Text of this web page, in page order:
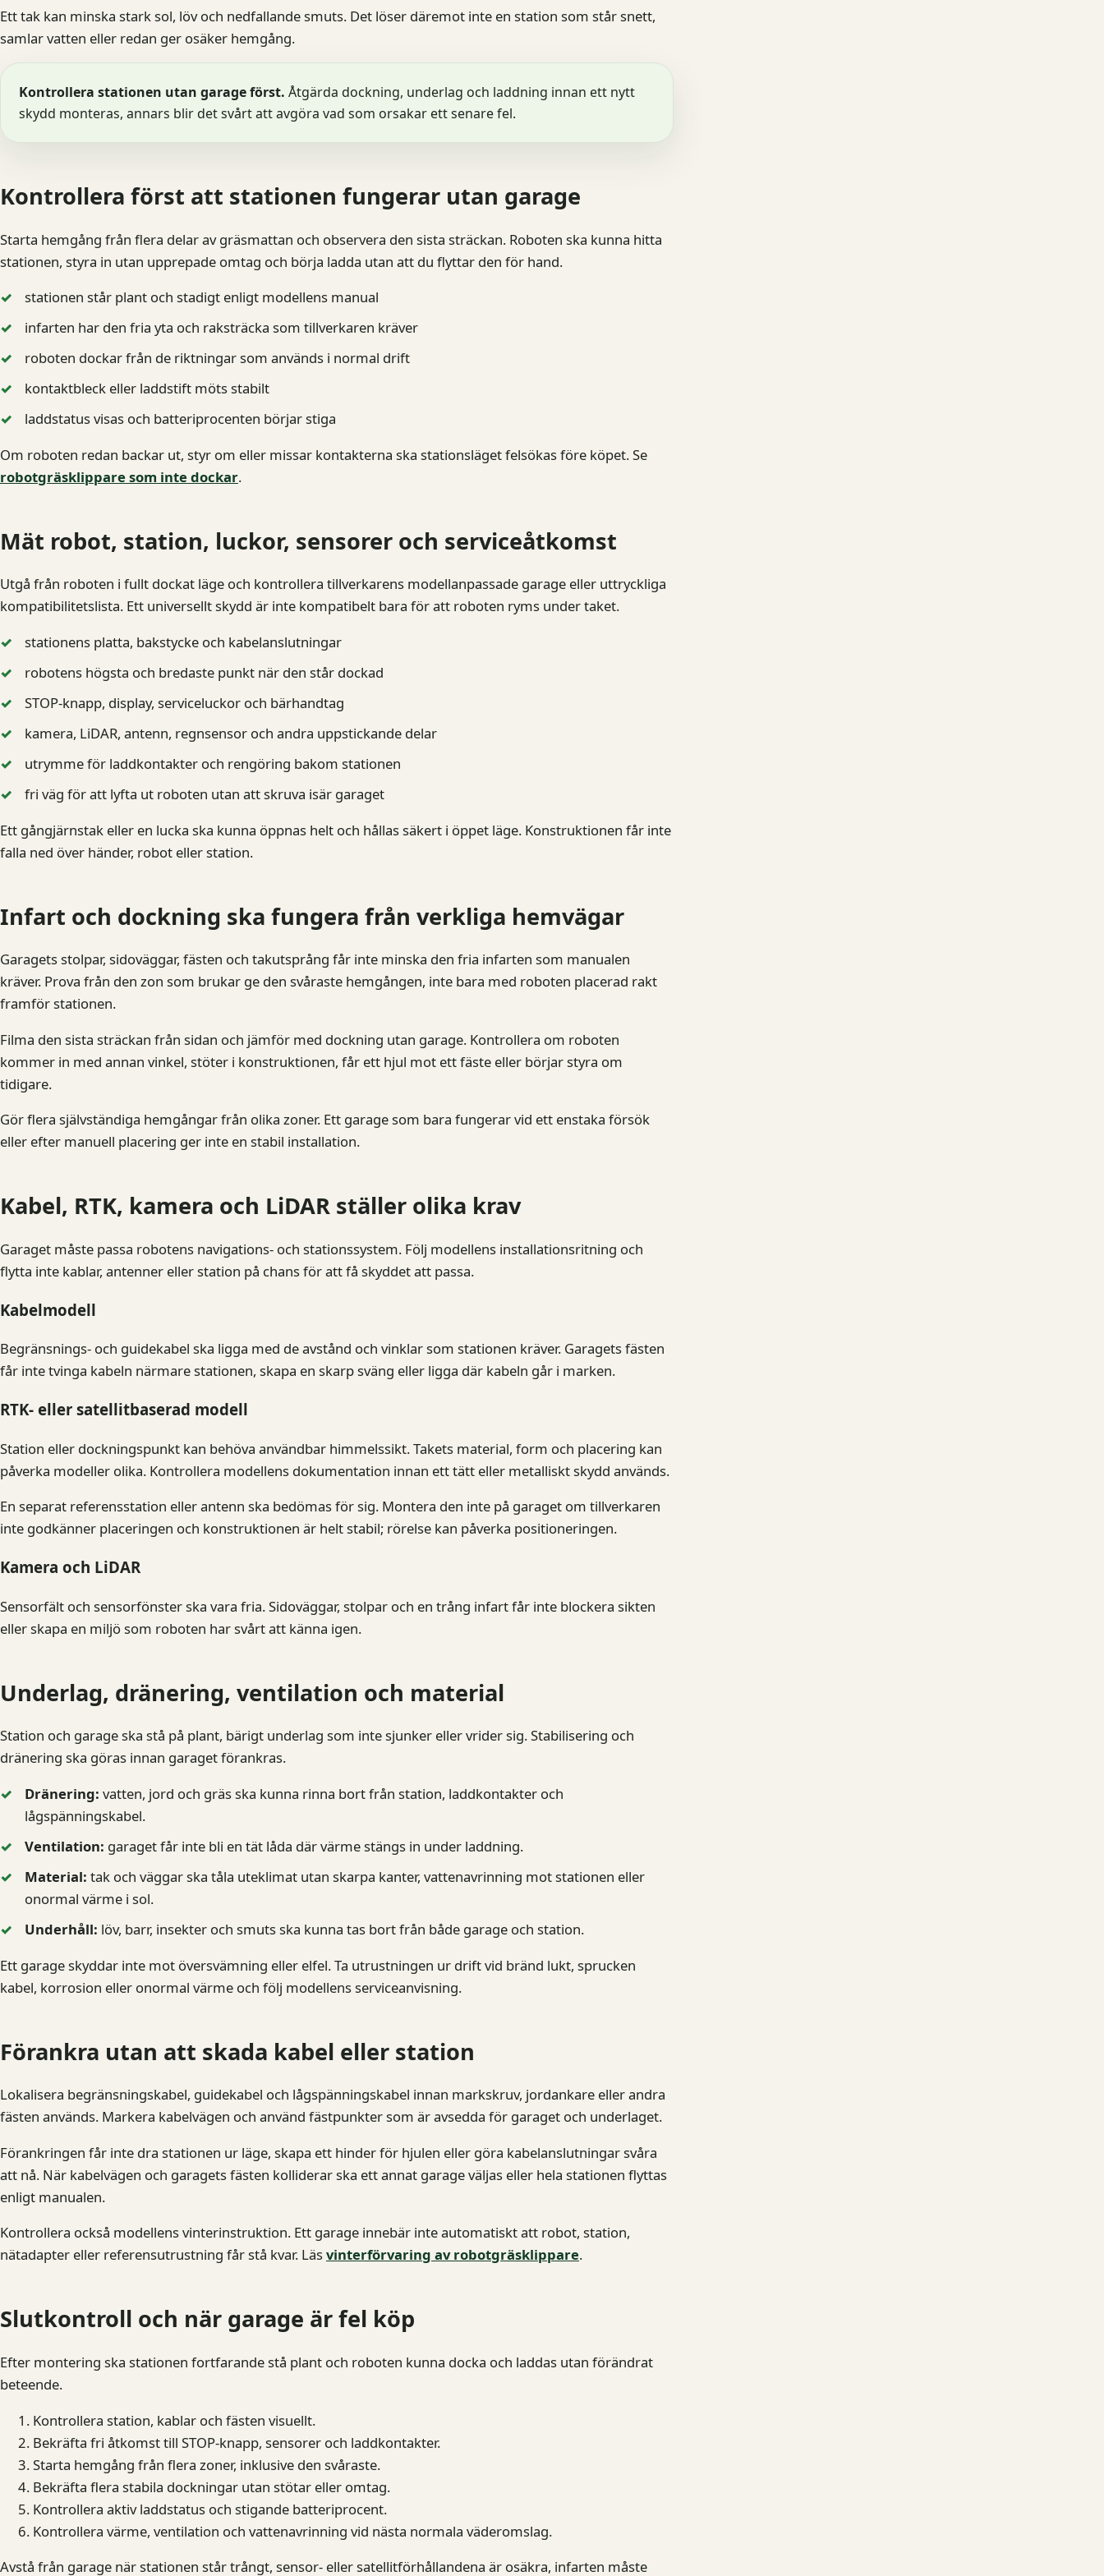
Ett tak kan minska stark sol, löv och nedfallande smuts. Det löser däremot inte en station som står snett,
samlar vatten eller redan ger osäker hemgång.
Kontrollera stationen utan garage först. Åtgärda dockning, underlag och laddning innan ett nytt
skydd monteras, annars blir det svårt att avgöra vad som orsakar ett senare fel.
Kontrollera först att stationen fungerar utan garage
Starta hemgång från flera delar av gräsmattan och observera den sista sträckan. Roboten ska kunna hitta
stationen, styra in utan upprepade omtag och börja ladda utan att du flyttar den för hand.
stationen står plant och stadigt enligt modellens manual
infarten har den fria yta och raksträcka som tillverkaren kräver
roboten dockar från de riktningar som används i normal drift
kontaktbleck eller laddstift möts stabilt
laddstatus visas och batteriprocenten börjar stiga
Om roboten redan backar ut, styr om eller missar kontakterna ska stationsläget felsökas före köpet. Se
robotgräsklippare som inte dockar.
Mät robot, station, luckor, sensorer och serviceåtkomst
Utgå från roboten i fullt dockat läge och kontrollera tillverkarens modellanpassade garage eller uttryckliga
kompatibilitetslista. Ett universellt skydd är inte kompatibelt bara för att roboten ryms under taket.
stationens platta, bakstycke och kabelanslutningar
robotens högsta och bredaste punkt när den står dockad
STOP-knapp, display, serviceluckor och bärhandtag
kamera, LiDAR, antenn, regnsensor och andra uppstickande delar
utrymme för laddkontakter och rengöring bakom stationen
fri väg för att lyfta ut roboten utan att skruva isär garaget
Ett gångjärnstak eller en lucka ska kunna öppnas helt och hållas säkert i öppet läge. Konstruktionen får inte
falla ned över händer, robot eller station.
Infart och dockning ska fungera från verkliga hemvägar
Garagets stolpar, sidoväggar, fästen och takutsprång får inte minska den fria infarten som manualen
kräver. Prova från den zon som brukar ge den svåraste hemgången, inte bara med roboten placerad rakt
framför stationen.
Filma den sista sträckan från sidan och jämför med dockning utan garage. Kontrollera om roboten
kommer in med annan vinkel, stöter i konstruktionen, får ett hjul mot ett fäste eller börjar styra om
tidigare.
Gör flera självständiga hemgångar från olika zoner. Ett garage som bara fungerar vid ett enstaka försök
eller efter manuell placering ger inte en stabil installation.
Kabel, RTK, kamera och LiDAR ställer olika krav
Garaget måste passa robotens navigations- och stationssystem. Följ modellens installationsritning och
flytta inte kablar, antenner eller station på chans för att få skyddet att passa.
Kabelmodell
Begränsnings- och guidekabel ska ligga med de avstånd och vinklar som stationen kräver. Garagets fästen
får inte tvinga kabeln närmare stationen, skapa en skarp sväng eller ligga där kabeln går i marken.
RTK- eller satellitbaserad modell
Station eller dockningspunkt kan behöva användbar himmelssikt. Takets material, form och placering kan
påverka modeller olika. Kontrollera modellens dokumentation innan ett tätt eller metalliskt skydd används.
En separat referensstation eller antenn ska bedömas för sig. Montera den inte på garaget om tillverkaren
inte godkänner placeringen och konstruktionen är helt stabil; rörelse kan påverka positioneringen.
Kamera och LiDAR
Sensorfält och sensorfönster ska vara fria. Sidoväggar, stolpar och en trång infart får inte blockera sikten
eller skapa en miljö som roboten har svårt att känna igen.
Underlag, dränering, ventilation och material
Station och garage ska stå på plant, bärigt underlag som inte sjunker eller vrider sig. Stabilisering och
dränering ska göras innan garaget förankras.
Dränering: vatten, jord och gräs ska kunna rinna bort från station, laddkontakter och
lågspänningskabel.
Ventilation: garaget får inte bli en tät låda där värme stängs in under laddning.
Material: tak och väggar ska tåla uteklimat utan skarpa kanter, vattenavrinning mot stationen eller
onormal värme i sol.
Underhåll: löv, barr, insekter och smuts ska kunna tas bort från både garage och station.
Ett garage skyddar inte mot översvämning eller elfel. Ta utrustningen ur drift vid bränd lukt, sprucken
kabel, korrosion eller onormal värme och följ modellens serviceanvisning.
Förankra utan att skada kabel eller station
Lokalisera begränsningskabel, guidekabel och lågspänningskabel innan markskruv, jordankare eller andra
fästen används. Markera kabelvägen och använd fästpunkter som är avsedda för garaget och underlaget.
Förankringen får inte dra stationen ur läge, skapa ett hinder för hjulen eller göra kabelanslutningar svåra
att nå. När kabelvägen och garagets fästen kolliderar ska ett annat garage väljas eller hela stationen flyttas
enligt manualen.
Kontrollera också modellens vinterinstruktion. Ett garage innebär inte automatiskt att robot, station,
nätadapter eller referensutrustning får stå kvar. Läsvinterförvaring av robotgräsklippare.
Slutkontroll och när garage är fel köp
Efter montering ska stationen fortfarande stå plant och roboten kunna docka och laddas utan förändrat
beteende.
Kontrollera station, kablar och fästen visuellt.
Bekräfta fri åtkomst till STOP-knapp, sensorer och laddkontakter.
Starta hemgång från flera zoner, inklusive den svåraste.
Bekräfta flera stabila dockningar utan stötar eller omtag.
Kontrollera aktiv laddstatus och stigande batteriprocent.
Kontrollera värme, ventilation och vattenavrinning vid nästa normala väderomslag.
Avstå från garage när stationen står trångt, sensor- eller satellitförhållandena är osäkra, infarten måste